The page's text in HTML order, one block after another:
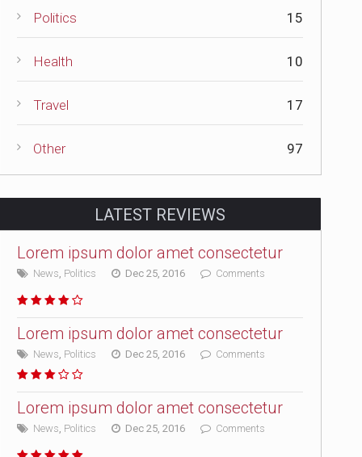
Politics 15
Health 10
Travel 17
Other 97
LATEST REVIEWS
Lorem ipsum dolor amet consectetur
News, Politics Dec 25, 2016 Comments
Lorem ipsum dolor amet consectetur
News, Politics Dec 25, 2016 Comments
Lorem ipsum dolor amet consectetur
News, Politics Dec 25, 2016 Comments